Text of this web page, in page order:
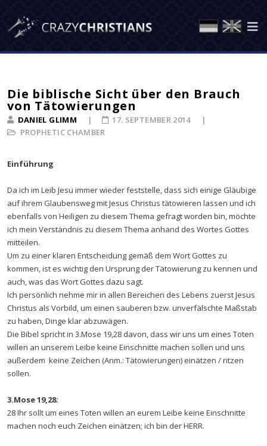
Die biblische Sicht über den Brauch
von Tätowierungen
DANIEL GLIMM
PROPHETIC CHAMBER
17. SEPTEMBER 2014
Einführung
Da ich im Leib Jesu immer wieder feststelle, dass sich einige Gläubige
auf ihrem Glaubensweg mit Jesus Christus tätowieren lassen und ich
ebenfalls von Heiligen zu diesem Thema gefragt worden bin, möchte
ich mein Verständnis zu diesem Thema anhand des Wortes Gottes
mitteilen.
Um zu einer klaren Entscheidung gemäß dem Wort Gottes zu
kommen, ist es wichtig den Ursprung der Tätowierung zu kennen und
auch, was das Wort Gottes dazu sagt.
Ich persönlich nehme mir in allen Bereichen des Lebens zuerst Jesus
Christus als Vorbild, um einen sauberen bzw. unverfälschte Maßstab
zu haben, Dinge klar abzuwägen.
Die Bibel spricht in 3.Mose 19,28 davon, dass wir uns um eines Toten
willen an unserem Leibe keine Einschnitte machen sollen und uns
außerdem keine Zeichen (Anm.: Tätowierungen) einätzen / ritzen
sollen.
3.Mose 19,28:
28 Ihr sollt um eines Toten willen an eurem Leibe keine Einschnitte
machen noch euch Zeichen einätzen; ich bin der HERR.